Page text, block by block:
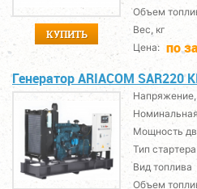
КУПИТЬ
Объем
Вес, кг
Цена: по
Генератор ARIACOM SAR220
Мощность
Тип стартера
Вид топлива
Объем